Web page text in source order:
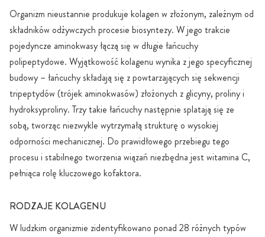
Organizm nieustannie produkuje kolagen w złożonym, zależnym od
składników odżywczych procesie biosyntezy. W jego trakcie
pojedyncze aminokwasy łączą się w długie łańcuchy
polipeptydowe. Wyjątkowość kolagenu wynika z jego specyficznej
budowy – łańcuchy składają się z powtarzających się sekwencji
tripeptydów (trójek aminokwasów) złożonych z glicyny, proliny i
hydroksyproliny. Trzy takie łańcuchy następnie splatają się ze
sobą, tworząc niezwykle wytrzymałą strukturę o wysokiej
odporności mechanicznej. Do prawidłowego przebiegu tego
procesu i stabilnego tworzenia wiązań niezbędna jest witamina C,
pełniąca rolę kluczowego kofaktora.
RODZAJE KOLAGENU
W ludzkim organizmie zidentyfikowano ponad 28 różnych typów